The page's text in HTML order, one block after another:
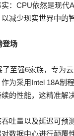
：CPU依然是现代
减少现实世界中的
登场
至强6家族，专为
为采用Intel 18A制
的性能，这精准解
吐量以及延迟可预
数据中心进行颠覆